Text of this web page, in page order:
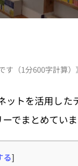
す（1分600字計算）
トを活用した
でまとめていま
る]